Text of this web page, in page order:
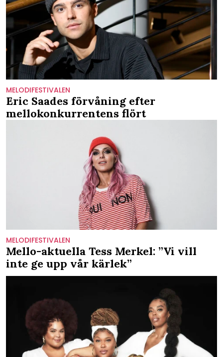
MELODIFESTIVALEN
Eric Saades förvåning efter
mellokonkurrentens flört
MELODIFESTIVALEN
Mello-aktuella Tess Merkel: ”Vi vill
inte ge upp vår kärlek”